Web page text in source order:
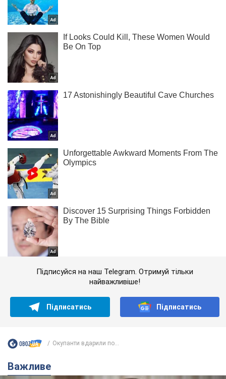
Підписуйся на наш Telegram. Отримуй тільки
найважливіше!
Підписатись Підписатись
Окупанти вдарили по...
Важливе